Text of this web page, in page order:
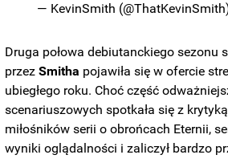
— KevinSmith
Druga połowa debiutanckiego sezonu
przez Smitha pojawiła się w ofercie
ubiegłego roku. Choć część
scenariuszowych spotkała się z
miłośników serii o obrońcach Eternii,
wyniki oglądalności i zaliczył bardzo